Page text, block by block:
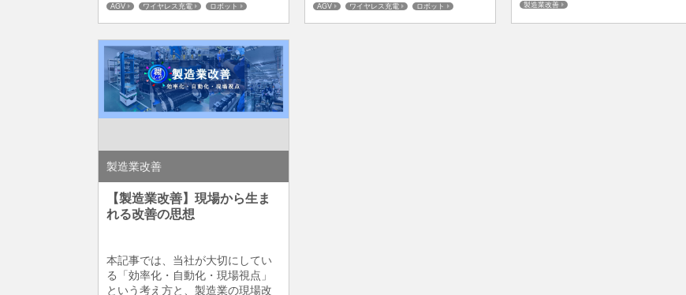
始いたします。本製品は、AGV・
AMRなどの搬送ロボットを中心と
したファクトリーオートメーショ
ン分野において欧州向け設備や海
外工場への導入を検討されている
装置メーカー様・ユーザー様に、
現地規格対応の負担軽...
AGV ワイヤレス充電
ロボット
の時間を短くしたい・AMRの停止
時間を減らしたい・PC、RFID、
AGV ワイヤレス充電
ロボット
動画とともに紹介します。 前回の
ブログでは、ビー・アンド・プラ
製造業改善
製造業改善
【製造業改善】現場から生ま
れる改善の思想
本記事では、当社が大切にしてい
る「効率化・自動化・現場視点」
という考え方と、製造業の現場改